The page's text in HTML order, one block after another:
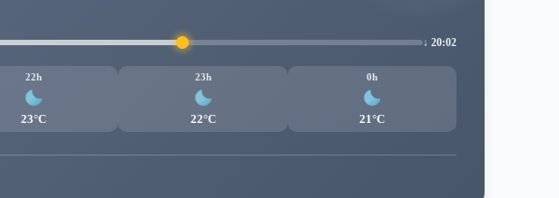
↓ 20:02
22h
23°C
23h
22°C
0h
21°C